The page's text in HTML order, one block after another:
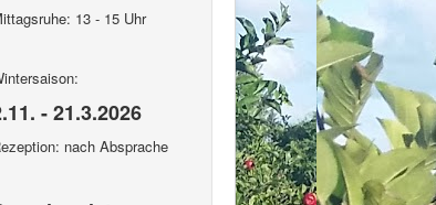
13 - 15 Uhr
- 21.3.2026
nach Absprache